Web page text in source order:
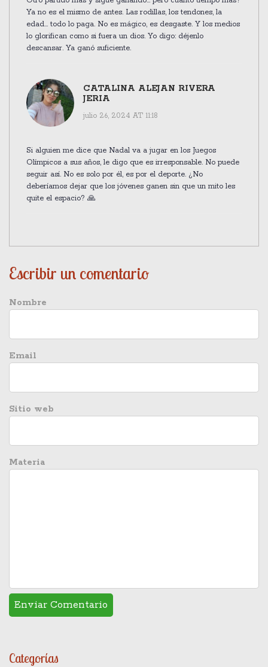
Ya no es el mismo de antes. Las rodillas, los tendones, la
edad... todo lo paga. No es mágico, es desgaste. Y los medios
lo glorifican como si fuera un dios. Yo digo: déjenlo
descansar. Ya ganó suficiente.
CATALINA ALEJAN RIVERA
JERIA
julio 26, 2024 AT 11:18
Si alguien me dice que Nadal va a jugar en los Juegos
Olímpicos a sus años, le digo que es irresponsable. No puede
seguir así. No es solo por él, es por el deporte. ¿No
deberíamos dejar que los jóvenes ganen sin que un mito les
quite el espacio? 🙏
Escribir un comentario
Nombre
Email
Sitio web
Materia
Categorías